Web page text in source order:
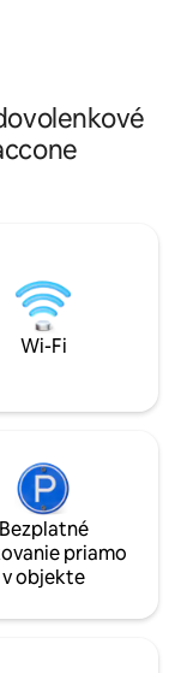
Wi-Fi
Bezplatné
priamo
v objekte